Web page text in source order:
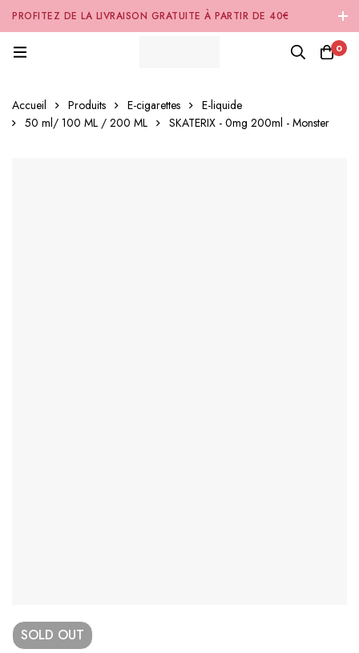
PROFITEZ DE LA LIVRAISON GRATUITE À PARTIR DE 40€
D'ACHAT SUR NOTRE SITE INTERNET 🚚
0
Accueil Produits E-cigarettes
E-liquide
50 ml/ 100 ML / 200 ML
SKATERIX - 0mg 200ml - Monster
SOLD OUT